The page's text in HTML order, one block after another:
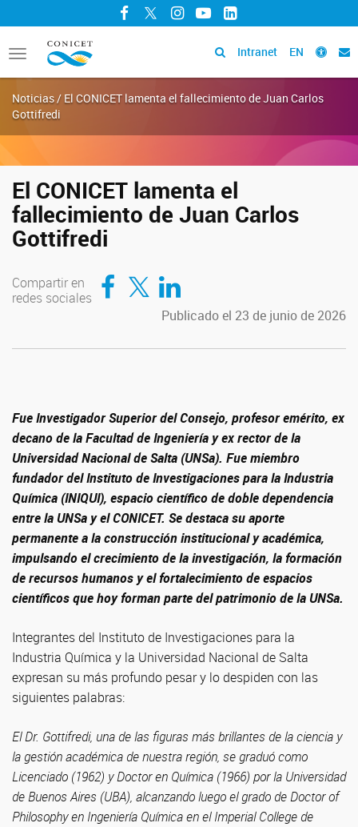
Facebook
TwitterInstagram
YouTubeLinkedIn
Toggle
navigation
Intranet EN
Noticias / El CONICET lamenta el fallecimiento de Juan Carlos
Gottifredi
El CONICET lamenta el
fallecimiento de Juan Carlos
Gottifredi
Compartir en
redes sociales
Compartir en Facebook
Compartir en TwitterCompartir en LinkedIn
Publicado el 23 de junio de 2026
Fue Investigador Superior del Consejo, profesor emérito, ex
decano de la Facultad de Ingeniería y ex rector de la
Universidad Nacional de Salta (UNSa). Fue miembro
fundador del Instituto de Investigaciones para la Industria
Química (INIQUI), espacio científico de doble dependencia
entre la UNSa y el CONICET. Se destaca su aporte
permanente a la construcción institucional y académica,
impulsando el crecimiento de la investigación, la formación
de recursos humanos y el fortalecimiento de espacios
científicos que hoy forman parte del patrimonio de la UNSa.
Integrantes del Instituto de Investigaciones para la
Industria Química y la Universidad Nacional de Salta
expresan su más profundo pesar y lo despiden con las
siguientes palabras:
El Dr. Gottifredi, una de las figuras más brillantes de la ciencia y
la gestión académica de nuestra región, se graduó como
Licenciado (1962) y Doctor en Química (1966) por la Universidad
de Buenos Aires (UBA), alcanzando luego el grado de Doctor of
Philosophy en Ingeniería Química en el Imperial College de